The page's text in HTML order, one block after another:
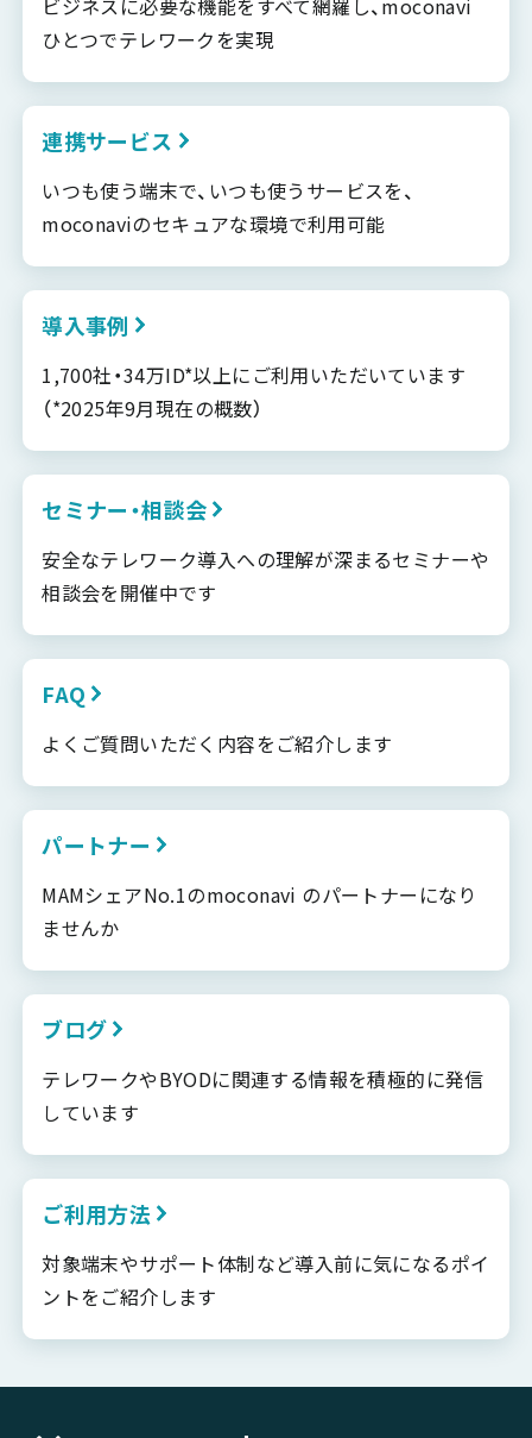
ビジネスに必要な機能をすべて網羅し、moconavi
ひとつでテレワークを実現
連携サービス
いつも使う端末で、いつも使うサービスを、
moconaviのセキュアな環境で利用可能
導入事例
1,700社・34万ID*以上にご利用いただいています
（*2025年9月現在の概数）
セミナー・相談会
安全なテレワーク導入への理解が深まるセミナーや
相談会を開催中です
FAQ
よくご質問いただく内容をご紹介します
パートナー
MAMシェアNo.1のmoconavi のパートナーになり
ませんか
ブログ
テレワークやBYODに関連する情報を積極的に発信
しています
ご利用方法
対象端末やサポート体制など導入前に気になるポイ
ントをご紹介します